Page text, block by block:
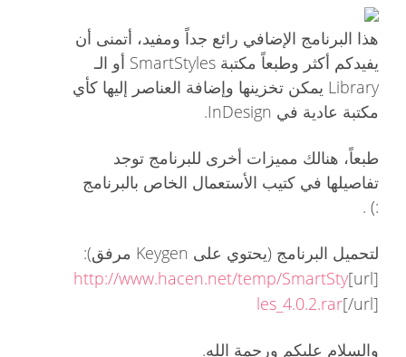
هذا البرنامج الإضافي رائع جداً ومفيد، أتمنى أن
يفيدكم أكثر وطبعاً مكتبة SmartStyles أو الـ
Library يمكن تخزينها وإضافة العناصر إليها كأي
مكتبة عادية في InDesign.
طبعاً، هنالك مميزات أخرى للبرنامج توجد
تفاصيلها في كتيب الأستعمال الخاص بالبرنامج
:) .
لتحميل البرنامج (يحتوي على Keygen مرفق):
[url]
http://www.hacen.net/temp/SmartSty
les_4.0.2.rar[/url]
والسلام عليكم ورحمة الله.